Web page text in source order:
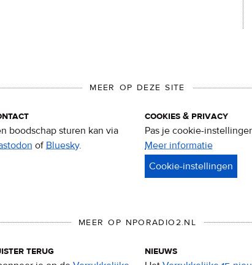
MEER OP DEZE SITE
boodschap sturen kan via
ofBluesky.
cookies & privacy
Pas je cookie-
Meer informatie
&
MEER OP NPORADIO2.NL
terug
nieuws